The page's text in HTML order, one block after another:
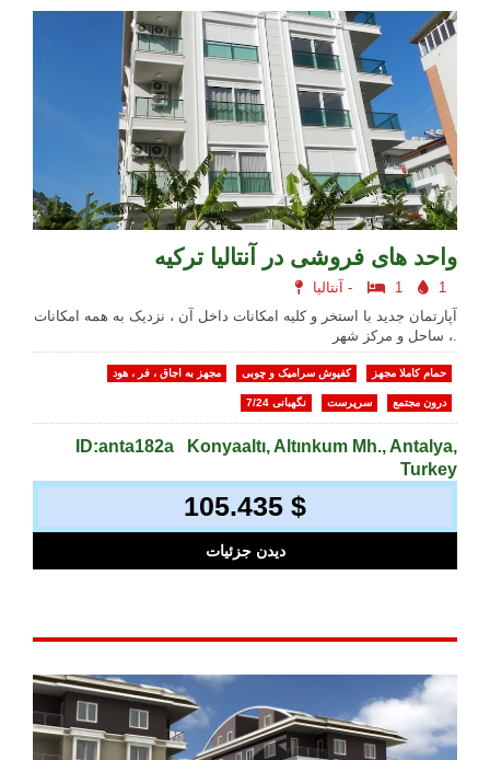
واحد های فروشی در آنتالیا ترکیه
آنتالیا - 1
1
آپارتمان جدید با استخر و کلیه امکانات داخل آن ، نزدیک به همه امکانات
، ساحل و مرکز شهر.
مجهز به اجاق ، فر ، هود کفپوش سرامیک و چوبی حمام کاملا مجهز
نگهبانی 7/24 سرپرست درون مجتمع
ID:anta182a
Konyaaltı, Altınkum Mh., Antalya,
Turkey
105.435 $
دیدن جزئیات